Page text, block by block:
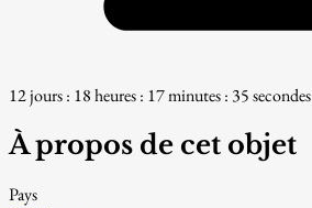
12 jours : 18 heures : 17 minutes : 35 secondes
À propos de cet objet
Pays